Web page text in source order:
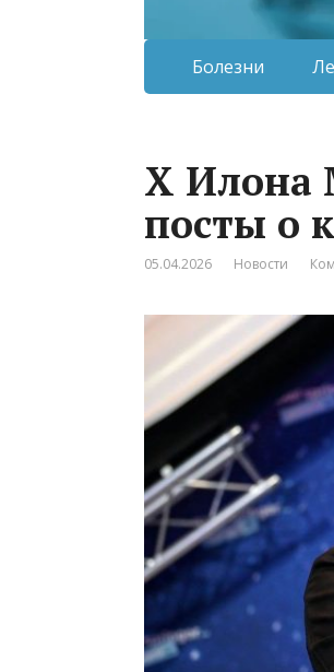
Болезни
X Илона
посты о
05.04.2026 Новости